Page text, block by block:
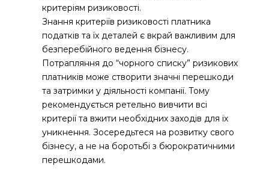
критеріям ризиковості.
Знання критеріїв ризиковості платника
податків та їх деталей є вкрай важливим для
безперебійного ведення бізнесу.
Потрапляння до “чорного списку” ризикових
платників може створити значні перешкоди
та затримки у діяльності компанії. Тому
рекомендується ретельно вивчити всі
критерії та вжити необхідних заходів для їх
уникнення. Зосередьтеся на розвитку свого
бізнесу, а не на боротьбі з бюрократичними
перешкодами.